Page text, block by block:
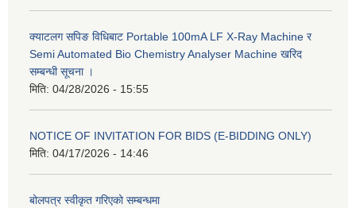
क्याटलग सपिङ विधिबाट Portable 100mA LF X-Ray Machine र
Semi Automated Bio Chemistry Analyser Machine खरिद
सम्बन्धी सूचना ।
मिति: 04/28/2026 - 15:55
NOTICE OF INVITATION FOR BIDS (E-BIDDING ONLY)
मिति: 04/17/2026 - 14:46
बोलपत्र स्वीकृत गरिएको सम्बन्धमा